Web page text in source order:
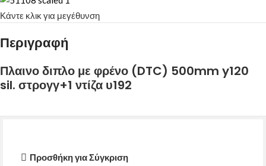
Κάντε κλικ για μεγέθυνση
Περιγραφή
Πλαινο διπλο με φρένο (DTC) 500mm y120
sil. στρογγ+1 ντίζα υ192
Προσθήκη για Σύγκριση